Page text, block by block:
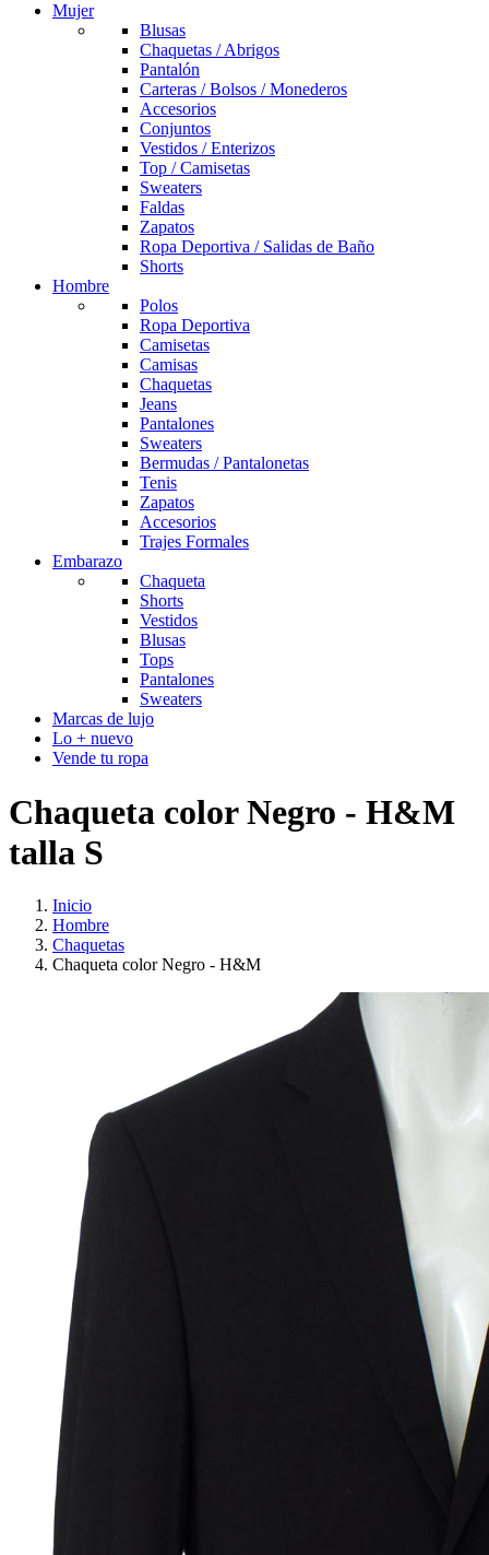
Mujer
Blusas
Chaquetas / Abrigos
Pantalón
Carteras / Bolsos / Monederos
Accesorios
Conjuntos
Vestidos / Enterizos
Top / Camisetas
Sweaters
Faldas
Zapatos
Ropa Deportiva / Salidas de Baño
Shorts
Hombre
Polos
Ropa Deportiva
Camisetas
Camisas
Chaquetas
Jeans
Pantalones
Sweaters
Bermudas / Pantalonetas
Tenis
Zapatos
Accesorios
Trajes Formales
Embarazo
Chaqueta
Shorts
Vestidos
Blusas
Tops
Pantalones
Sweaters
Marcas de lujo
Lo + nuevo
Vende tu ropa
Chaqueta color Negro - H&M
talla S
Inicio
Hombre
Chaquetas
Chaqueta color Negro - H&M